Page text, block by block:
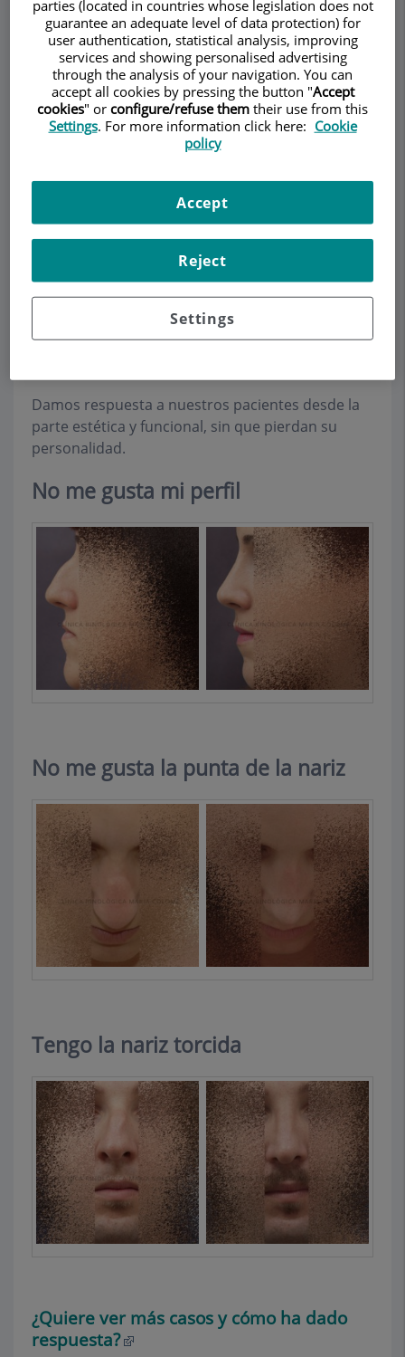
DescripciónServicios EquipoContactoDatos de interés
Pedir cita
Resultados estéticos
Las personas que vienen a la consulta de la Dra.
Colomé, con el deseo de retocarse la nariz, se
plantean diferentes inquietudes sobre su
Damos respuesta a nuestros pacientes desde la
parte estética y funcional, sin que pierdan su
personalidad.
No me gusta mi perfil
No me gusta la punta de la nariz
Tengo la nariz torcida
¿Quiere ver más casos y cómo ha dado
respuesta?
parties (located in countries whose legislation does not
guarantee an adequate level of data protection) for
user authentication, statistical analysis, improving
services and showing personalised advertising
through the analysis of your navigation. You can
accept all cookies by pressing the button "Accept
cookies" or configure/refuse them their use from this
Settings. For more information click here: Cookie
policy
Settings
Reject
Accept